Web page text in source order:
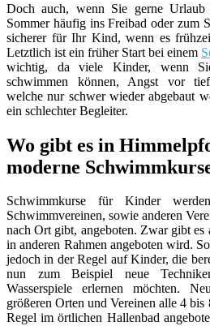
Doch auch, wenn Sie gerne
Sommer häufig ins Freibad oder zum
sicherer für Ihr Kind, wenn es
Letztlich ist ein früher Start bei einem
wichtig, da viele Kinder, wenn
schwimmen können, Angst vor
welche nur schwer wieder abgebaut
ein schlechter Begleiter.
Wo gibt es in
moderne
Schwimmkurse für Kinder
Schwimmvereinen, sowie anderen
nach Ort gibt, angeboten. Zwar gibt es
in anderen Rahmen angeboten wird.
jedoch in der Regel auf Kinder, die
nun zum Beispiel neue
Wasserspiele erlernen möchten.
größeren Orten und Vereinen alle 4
Regel im örtlichen Hallenbad